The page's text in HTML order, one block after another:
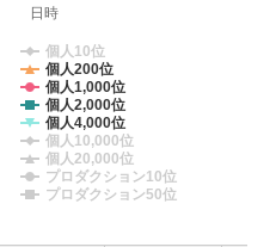
日時
個人10位
個人200位
個人1,000位
個人2,000位
個人4,000位
個人10,000位
個人20,000位
プロダクション10位
プロダクション50位